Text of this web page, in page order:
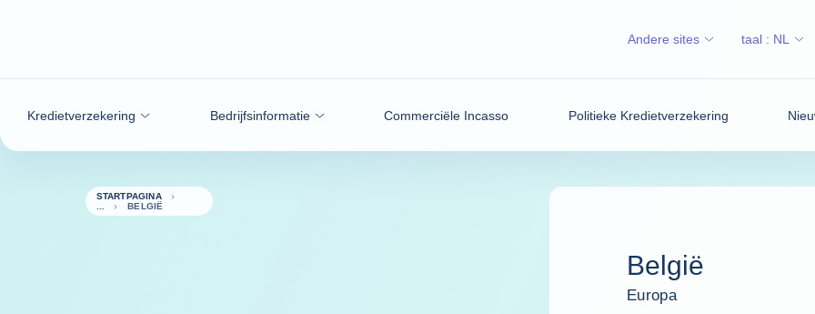
Kredietverzekering Bedrijfsinformatie Commerciële Incasso Politieke Kredietverzekering
Andere sites taal : NL
STARTPAGINA
BELGIË
België
Europa